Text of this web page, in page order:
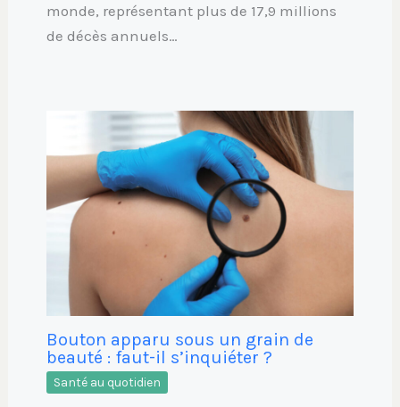
monde, représentant plus de 17,9 millions
de décès annuels…
Bouton apparu sous un grain de
beauté : faut-il s’inquiéter ?
Santé au quotidien